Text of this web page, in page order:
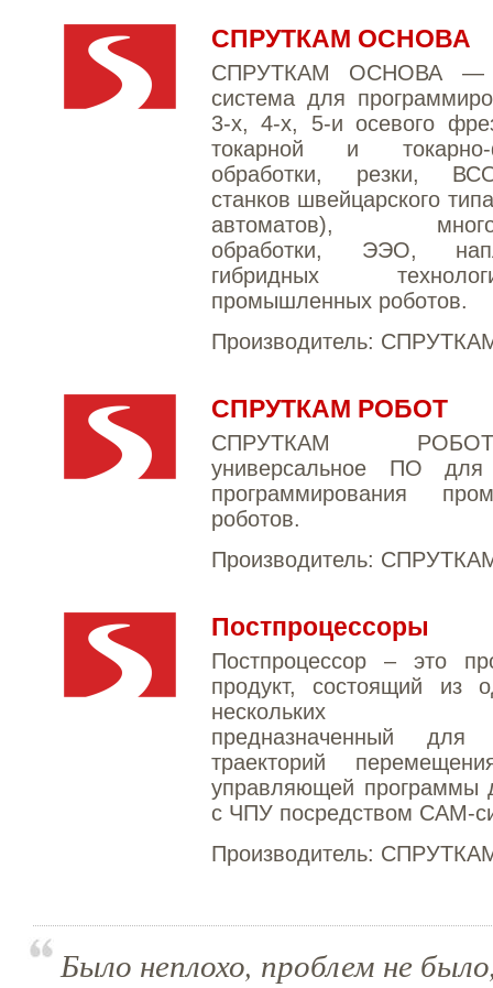
СПРУТКАМ ОСНОВА
СПРУТКАМ ОСНОВА —
система для
3-х, 4-х, 5-и осевого
токарной и токарно-
обработки, резки,
станков швейцарского
автоматов),
обработки, ЭЭО,
гибридных
промышленных роботов.
Производитель:
СПРУТКАМ РОБОТ
СПРУТКАМ
универсальное ПО
программирования
роботов.
Производитель:
Постпроцессоры
Постпроцессор – это
продукт, состоящий из
нескольких
предназначенный для
траекторий
управляющей программы
с ЧПУ посредством CAM-
Производитель:
Было неплохо, проблем не